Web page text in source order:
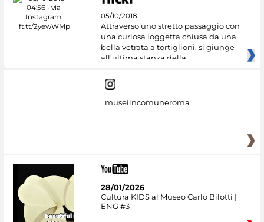
05/10/2018
Attraverso uno stretto passaggio con
una curiosa loggetta chiusa da una
bella vetrata a tortiglioni, si giunge
all'ultima stanza della
museiincomuneroma
28/01/2026
Cultura KIDS al Museo Carlo Bilotti |
ENG #3